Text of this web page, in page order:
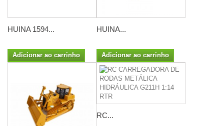
HUINA 1594...
Adicionar ao carrinho
HUINA...
Adicionar ao carrinho
RC...